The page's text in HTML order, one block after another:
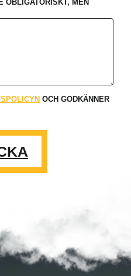
OBLIGATORISKT, MEN
OCH GODKÄNNER